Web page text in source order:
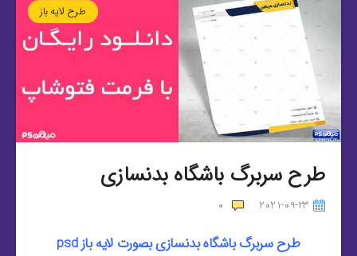
طرح لایه باز
طرح سربرگ باشگاه بدنسازی
2021-09-23
0
طرح سربرگ باشگاه بدنسازی بصورت لایه باز psd